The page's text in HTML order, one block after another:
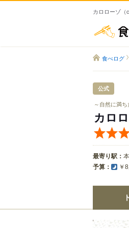
カロローゾ（
食べログ
公式
～自然に満
カロ
最寄り駅：
予算： ￥